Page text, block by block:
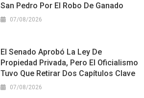
San Pedro Por El Robo De Ganado
07/08/2026
El Senado Aprobó La Ley De
Propiedad Privada, Pero El Oficialismo
Tuvo Que Retirar Dos Capítulos Clave
07/08/2026